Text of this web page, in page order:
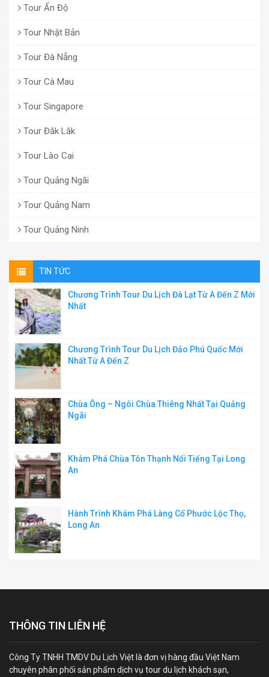
Tour Ấn Độ
Tour Nhật Bản
Tour Đà Nẵng
Tour Cà Mau
Tour Singapore
Tour Đăk Lăk
Tour Lào Cai
Tour Quảng Ngãi
Tour Quảng Nam
Tour Quảng Ninh
TIN TỨC
Chương Trình Tour Du Lịch Đà Lạt Từ A Đến Z Mới
Nhất
Chương Trình Tour Du Lịch Đảo Phú Quốc Mới
Nhất Từ A Đến Z
Chùa Ông – Ngôi Chùa Thiêng Nhất Tại Quảng
Ngãi
Khám Phá Chùa Tôn Thạnh Nổi Tiếng Tại Long
An
Hành Trình Khám Phá Làng Cổ Phước Lộc Thọ,
Long An
THÔNG TIN LIÊN HỆ
Công Ty TNHH TMDV Du Lịch Việt là đơn vị hàng đầu Việt Nam
chuyên phân phối sản phẩm dịch vụ tour du lịch khách sạn,